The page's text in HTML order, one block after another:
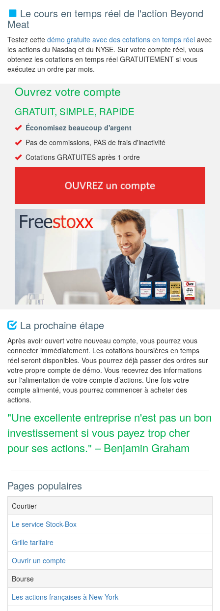
Le cours en temps réel de l'action Beyond
Meat
Testez cette démo gratuite avec des cotations en temps réel avec
les actions du Nasdaq et du NYSE. Sur votre compte réel, vous
obtenez les cotations en temps réel GRATUITEMENT si vous
exécutez un ordre par mois.
Ouvrez votre compte
GRATUIT, SIMPLE, RAPIDE
Économisez beaucoup d'argent
Pas de commissions, PAS de frais d'inactivité
Cotations GRATUITES après 1 ordre
La prochaine étape
Après avoir ouvert votre nouveau compte, vous pourrez vous
connecter immédiatement. Les cotations boursières en temps
réel seront disponibles. Vous pourrez déjà passer des ordres sur
votre propre compte de démo. Vous recevrez des informations
sur l'alimentation de votre compte d’actions. Une fois votre
compte alimenté, vous pourrez commencer à acheter des
actions.
"Une excellente entreprise n'est pas un bon
investissement si vous payez trop cher
pour ses actions." – Benjamin Graham
Pages populaires
Courtier
Le service Stock-Box
Grille tarifaire
Ouvrir un compte
Bourse
Les actions françaises à New York